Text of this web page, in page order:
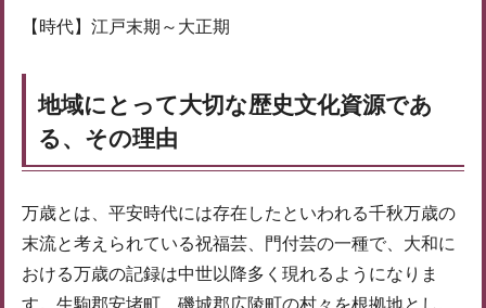
【時代】江戸末期～大正期
地域にとって大切な歴史文化資源であ
る、その理由
万歳とは、平安時代には存在したといわれる千秋万歳の
末流と考えられている祝福芸、門付芸の一種で、大和に
おける万歳の記録は中世以降多く現れるようになりま
す。生駒郡安堵町、磯城郡広陵町の村々を根拠地とし、